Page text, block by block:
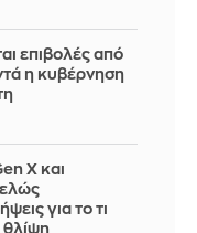
επιβολές από
η κυβέρνηση
X και
για το τι
θλίψη